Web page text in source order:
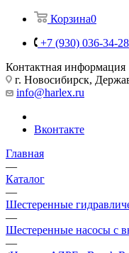
Корзина0
+7 (930) 036-34-28
Контактная информация
г. Новосибирск,
info@harlex.ru
Вконтакте
Главная
—
Каталог
—
Шестеренные
—
Шестеренные насосы с
—